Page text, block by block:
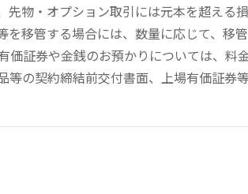
物・オプション取引には元本を超える
移管する場合には、数量に応じて、移
価証券や金銭のお預かりについては、料
の契約締結前交付書面、上場有価証券